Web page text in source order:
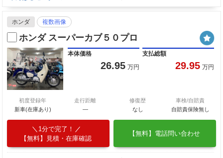
ホンダ 複数画像
ホンダ スーパーカブ５０プロ
本体価格
26.95 万円
支払総額
29.95 万円
初度登録年
新車(在庫あり)
走行距離
―
修復歴
なし
車検/自賠責
自賠責保険無し
1分で完了！
【無料】見積・在庫確認
【無料】電話問い合わせ